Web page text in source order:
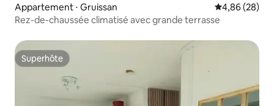
Appartement ⋅ Gruissan Évaluation
4,86 (28)
Rez-de-chaussée climatisé avec grande terrasse
Superhôte
Superhôte